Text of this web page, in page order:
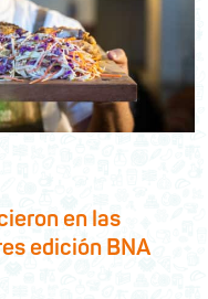
en las
edición BNA